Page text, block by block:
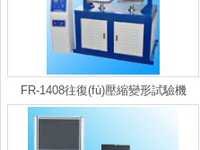
FR-1408往復(fù)壓縮變形試驗機